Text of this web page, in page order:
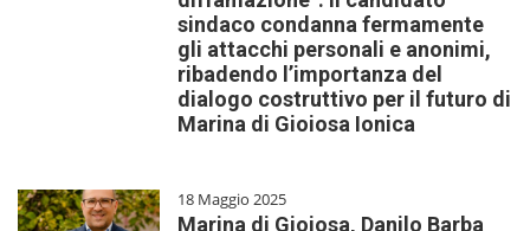
sindaco condanna fermamente
gli attacchi personali e anonimi,
ribadendo l’importanza del
dialogo costruttivo per il futuro di
Marina di Gioiosa Ionica
18 Maggio 2025
Marina di Gioiosa, Danilo Barba